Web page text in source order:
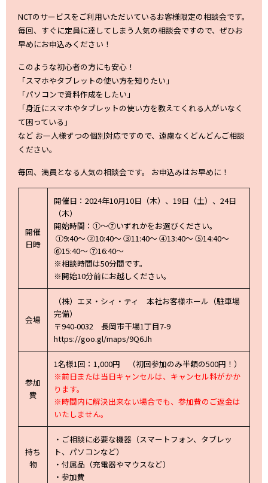
NCTのサービスをご利用いただいているお客様限定の相談会です。
毎回、すぐに定員に達してしまう人気の相談会ですので、ぜひお
早めにお申込みください！
このような初心者の方にも安心！
「スマホやタブレットの使い方を知りたい」
「パソコンで資料作成をしたい」
「身近にスマホやタブレットの使い方を教えてくれる人がいなく
て困っている」
など お一人様ずつの個別対応ですので、遠慮なくどんどんご相談
ください。
毎回、満員となる人気の相談会です。 お申込みはお早めに！
開催
日時
開催日：2024年10月10日（木）、19日（土）、24日
（木）
開始時間：①～⑦いずれかをお選びください。
①9:40～ ②10:40～ ③11:40～ ④13:40～ ⑤14:40～
⑥15:40～ ⑦16:40～
※相談時間は50分間です。
※開始10分前にお越しください。
会場
（株）エヌ・シィ・ティ 本社お客様ホール（駐車場
完備）
〒940-0032 長岡市干場1丁目7-9
https://goo.gl/maps/9Q6Jh
参加
費
1名様1回：1,000円 （初回参加のみ半額の500円！）
※前日または当日キャンセルは、キャンセル料がかか
ります。
※時間内に解決出来ない場合でも、参加費のご返金は
いたしません。
持ち
物
・ご相談に必要な機器（スマートフォン、タブレッ
ト、パソコンなど）
・付属品（充電器やマウスなど）
・参加費